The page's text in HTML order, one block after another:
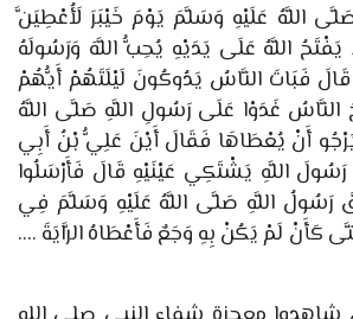
اللَّهُ عَلَيْهِ وَسَلَّمَ يَوْمَ خَيْبَرَ لَأُعْطِيَنَّ
يَفْتَحُ اللَّهُ عَلَى يَدَيْهِ يُحِبُّ اللَّهَ وَرَسُولَهُ
قَالَ فَبَاتَ النَّاسُ يَدُوكُونَ لَيْلَتَهُمْ أَيُّهُمْ
غَدَوْا عَلَى رَسُولِ اللَّهِ صَلَّى اللَّهُ
أَنْ يُعْطَاهَا فَقَالَ أَيْنَ عَلِيُّ بْنُ أَبِي
اللَّهِ يَشْتَكِي عَيْنَيْهِ قَالَ فَأَرْسَلُوا
رَسُولُ اللَّهِ صَلَّى اللَّهُ عَلَيْهِ وَسَلَّمَ فِي
كَأَنْ لَمْ يَكُنْ بِهِ وَجَعٌ فَأَعْطَاهُ الرَّايَةَ ....